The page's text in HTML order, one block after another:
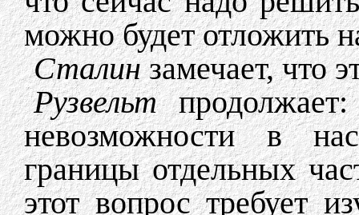
можно будет отложить
Сталинзамечает, что
Рузвельтпродолжает:
невозможности в
границы отдельных
этот вопрос требует